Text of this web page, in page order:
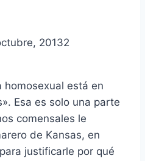
20132
homosexual está en
Esa es solo una parte
comensales le
de Kansas, en
justificarle por qué